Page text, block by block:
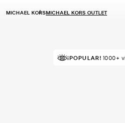
MICHAEL KORSMICHAEL KORS OUTLET
¡SOLICITADOS!
¡POPULAR! 1000+